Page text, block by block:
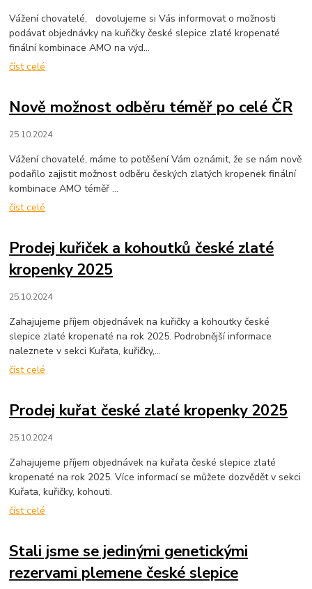
Vážení chovatelé, dovolujeme si Vás informovat o možnosti
podávat objednávky na kuřičky české slepice zlaté kropenaté
finální kombinace AMO na výd...
číst celé
Nově možnost odběru téměř po celé ČR
25.10.2024
Vážení chovatelé, máme to potěšení Vám oznámit, že se nám nově
podařilo zajistit možnost odběru českých zlatých kropenek finální
kombinace AMO téměř ...
číst celé
Prodej kuřiček a kohoutků české zlaté
kropenky 2025
25.10.2024
Zahajujeme příjem objednávek na kuřičky a kohoutky české
slepice zlaté kropenaté na rok 2025. Podrobnější informace
naleznete v sekci Kuřata, kuřičky,...
číst celé
Prodej kuřat české zlaté kropenky 2025
25.10.2024
Zahajujeme příjem objednávek na kuřata české slepice zlaté
kropenaté na rok 2025. Více informací se můžete dozvědět v sekci
Kuřata, kuřičky, kohouti.
číst celé
Stali jsme se jedinými genetickými
rezervami plemene české slepice